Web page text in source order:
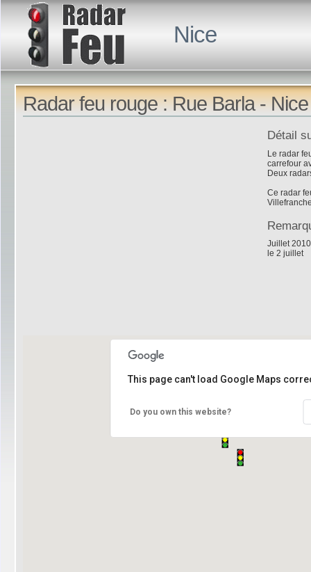
Nice
Radar feu rouge : Rue Barla - Nice
Détail
Le radar
carrefour
Deux
Ce radar
Juillet
le 2 juillet
This page can't load Google Maps
Do you own this website?